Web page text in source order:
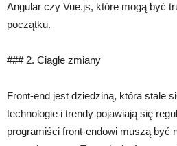
Angular czy Vue.js, które mogą być
początku.
### 2. Ciągłe zmiany
Front-end jest dziedziną, która stale
technologie i trendy pojawiają się
programiści front-endowi muszą być